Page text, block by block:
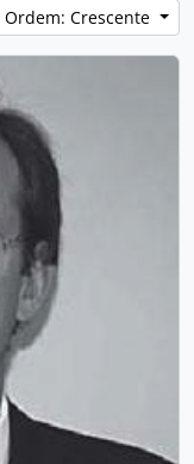
Ordem: Crescente